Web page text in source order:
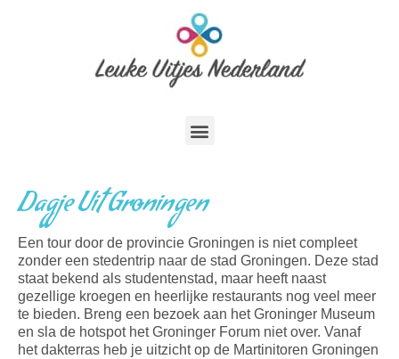
Dagje Uit Groningen
Een tour door de provincie Groningen is niet compleet
zonder een stedentrip naar de stad Groningen. Deze stad
staat bekend als studentenstad, maar heeft naast
gezellige kroegen en heerlijke restaurants nog veel meer
te bieden. Breng een bezoek aan het Groninger Museum
en sla de hotspot het Groninger Forum niet over. Vanaf
het dakterras heb je uitzicht op de Martinitoren Groningen